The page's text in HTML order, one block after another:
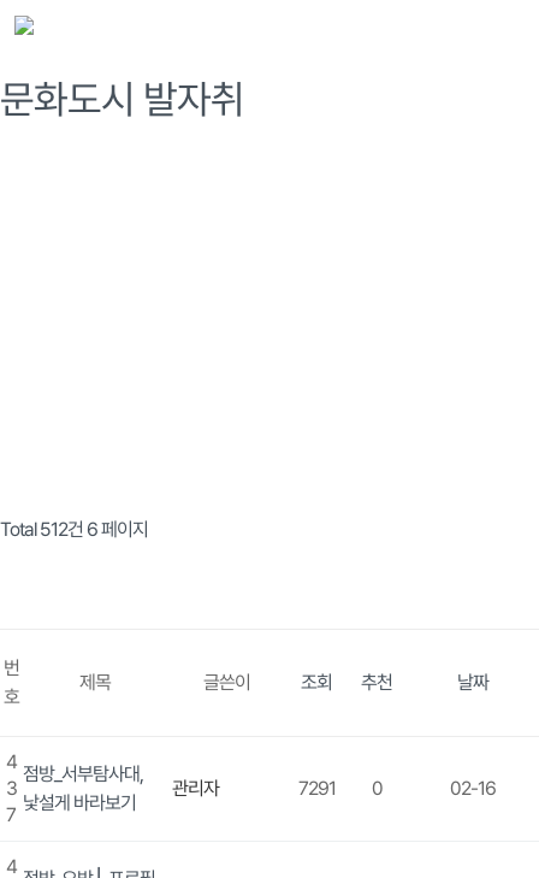
문화도시 발자취
Total 512건 6 페이지
번
호
제목 글쓴이 조회 추천 날짜
4
3
7
점방_서부탐사대,
낯설게 바라보기
관리자 7291 0 02-16
4